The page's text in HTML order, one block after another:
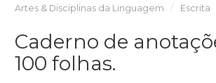
Artes & Disciplinas da Linguagem Escrita
Caderno de
100 folhas.